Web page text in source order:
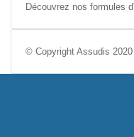
Découvrez nos formules
© Copyright Assudis 2020